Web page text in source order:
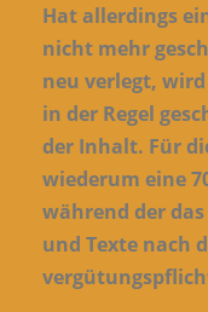
Hat allerdings
nicht mehr
neu verlegt,
in der Regel
der Inhalt. Für
wiederum eine
während der
und Texte nach